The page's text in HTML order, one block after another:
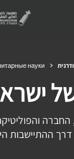
науки
הציונית במאה ה-19,